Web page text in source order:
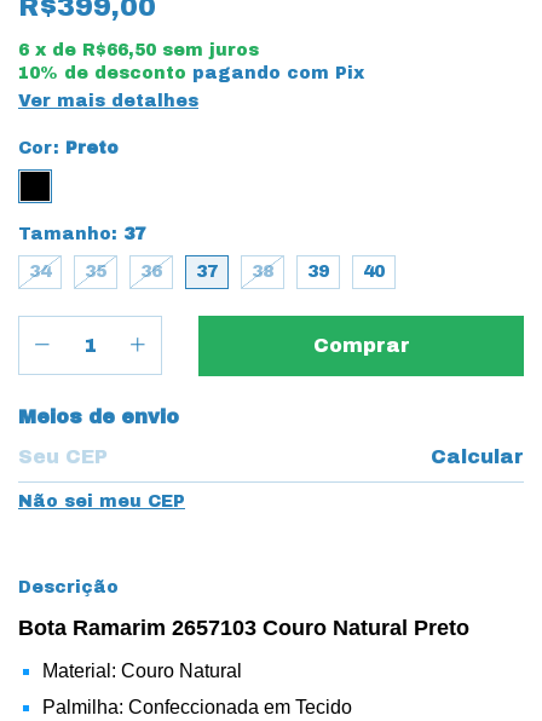
R$399,00
6 x de R$66,50 sem juros
10% de desconto pagando com Pix
Ver mais detalhes
Cor: Preto
Tamanho: 37
34 35 36 37 38 39 40
Entregas para o CEP:
Meios de envio
Calcular
Não sei meu CEP
Descrição
Bota Ramarim 2657103 Couro Natural Preto
Material: Couro Natural
Palmilha: Confeccionada em Tecido